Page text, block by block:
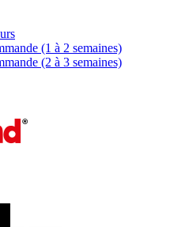
(1 à 2 semaines)
(2 à 3 semaines)